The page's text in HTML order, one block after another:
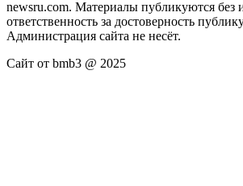
newsru.com. Материалы публикуются без
ответственность за достоверность
Администрация сайта не несёт.
Сайт от bmb3 @ 2025